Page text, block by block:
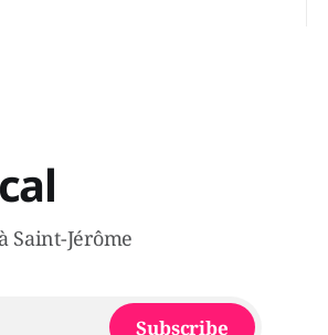
Jérôme
Subscribe